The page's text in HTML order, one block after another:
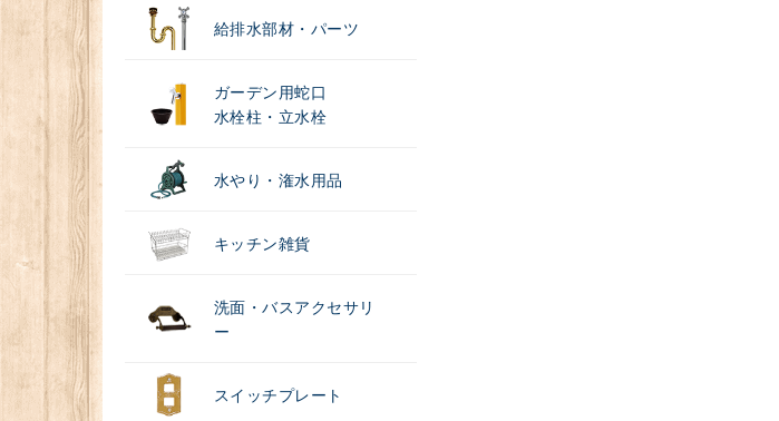
給排水部材・パーツ
ガーデン用蛇口
水栓柱・立水栓
水やり・潅水用品
キッチン雑貨
洗面・バスアクセサリ
ー
スイッチプレート